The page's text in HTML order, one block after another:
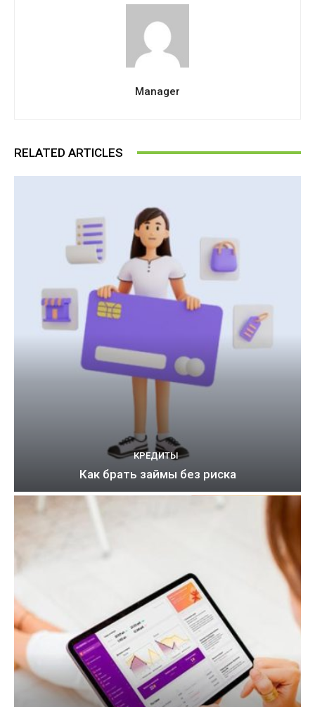
Manager
RELATED ARTICLES
КРЕДИТЫ
Как брать займы без риска